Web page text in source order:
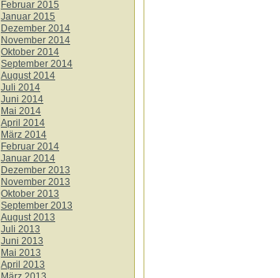
Februar 2015
Januar 2015
Dezember 2014
November 2014
Oktober 2014
September 2014
August 2014
Juli 2014
Juni 2014
Mai 2014
April 2014
März 2014
Februar 2014
Januar 2014
Dezember 2013
November 2013
Oktober 2013
September 2013
August 2013
Juli 2013
Juni 2013
Mai 2013
April 2013